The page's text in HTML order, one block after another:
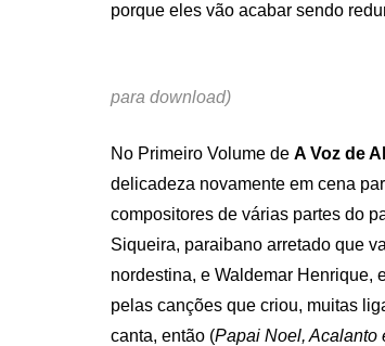
porque eles vão acabar sendo
para download)
No Primeiro Volume de A Voz de
delicadeza novamente em cena
compositores de várias partes do
Siqueira, paraibano arretado que
nordestina, e Waldemar Henrique,
pelas canções que criou, muitas
canta, então (Papai Noel, Acalanto